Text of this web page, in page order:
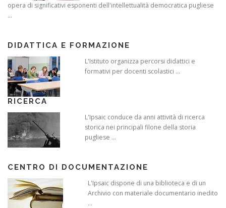
opera di significativi esponenti dell'intellettualità democratica pugliese
...
DIDATTICA E FORMAZIONE
L'Istituto organizza percorsi didattici e
formativi per docenti scolastici ...
RICERCA
L'Ipsaic conduce da anni attività di ricerca
storica nei principali filone della storia
pugliese ...
CENTRO DI DOCUMENTAZIONE
L'Ipsaic dispone di una biblioteca e di un
Archivio con materiale documentario inedito
...